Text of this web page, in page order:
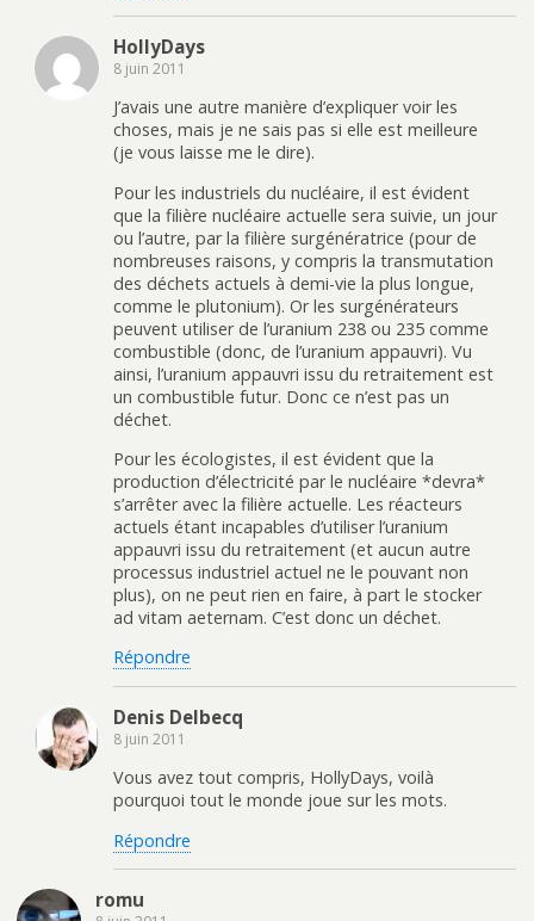
HollyDays
8 juin 2011
J’avais une autre manière d’expliquer voir les
choses, mais je ne sais pas si elle est meilleure
(je vous laisse me le dire).
Pour les industriels du nucléaire, il est évident
que la filière nucléaire actuelle sera suivie, un jour
ou l’autre, par la filière surgénératrice (pour de
nombreuses raisons, y compris la transmutation
des déchets actuels à demi-vie la plus longue,
comme le plutonium). Or les surgénérateurs
peuvent utiliser de l’uranium 238 ou 235 comme
combustible (donc, de l’uranium appauvri). Vu
ainsi, l’uranium appauvri issu du retraitement est
un combustible futur. Donc ce n’est pas un
déchet.
Pour les écologistes, il est évident que la
production d’électricité par le nucléaire *devra*
s’arrêter avec la filière actuelle. Les réacteurs
actuels étant incapables d’utiliser l’uranium
appauvri issu du retraitement (et aucun autre
processus industriel actuel ne le pouvant non
plus), on ne peut rien en faire, à part le stocker
ad vitam aeternam. C’est donc un déchet.
Répondre
Denis Delbecq
8 juin 2011
Vous avez tout compris, HollyDays, voilà
pourquoi tout le monde joue sur les mots.
Répondre
romu